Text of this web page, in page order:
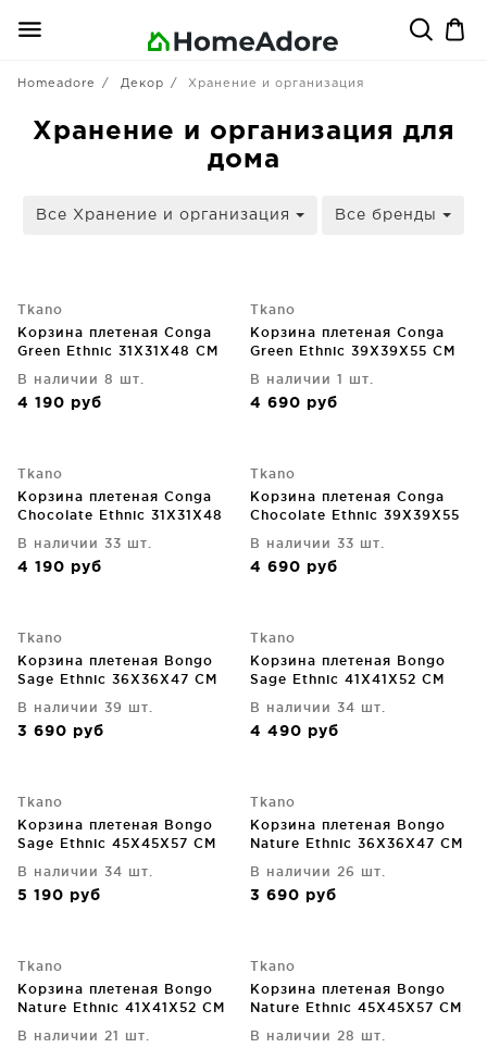
Homeadore Декор Хранение и организация
Хранение и организация для
дома
Все Хранение и организация Все бренды
Tkano
Корзина плетеная Conga
Green Ethnic 31X31X48 CM
В наличии 8 шт.
4 190 руб
Tkano
Корзина плетеная Conga
Green Ethnic 39X39X55 CM
В наличии 1 шт.
4 690 руб
Tkano
Корзина плетеная Conga
Chocolate Ethnic 31X31X48
В наличии 33 шт.
4 190 руб
Tkano
Корзина плетеная Conga
Chocolate Ethnic 39X39X55
В наличии 33 шт.
4 690 руб
Tkano
Корзина плетеная Bongo
Sage Ethnic 36X36X47 CM
В наличии 39 шт.
3 690 руб
Tkano
Корзина плетеная Bongo
Sage Ethnic 41X41X52 CM
В наличии 34 шт.
4 490 руб
Tkano
Корзина плетеная Bongo
Sage Ethnic 45X45X57 CM
В наличии 34 шт.
5 190 руб
Tkano
Корзина плетеная Bongo
Nature Ethnic 36X36X47 CM
В наличии 26 шт.
3 690 руб
Tkano
Корзина плетеная Bongo
Nature Ethnic 41X41X52 CM
В наличии 21 шт.
Tkano
Корзина плетеная Bongo
Nature Ethnic 45X45X57 CM
В наличии 28 шт.